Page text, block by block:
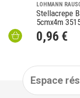
LOHMANN
Stellacrepe
5cmx4m
0,96 €
Espace